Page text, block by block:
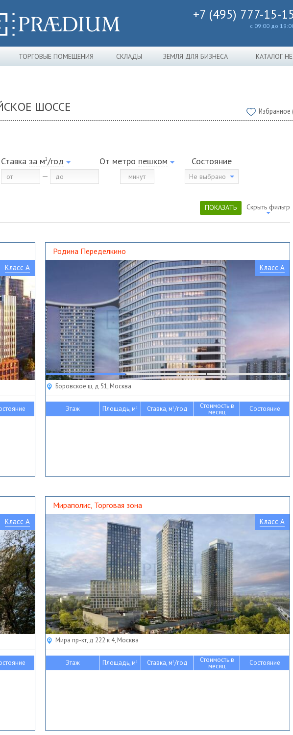
+7 (495) 777-15-15
с 09:00 до
ТОРГОВЫЕ ПОМЕЩЕНИЯ СКЛАДЫ ЗЕМЛЯ ДЛЯ БИЗНЕСА КАТАЛОГ
ШОССЕ Избранное
Ставка за м2/год От метро пешком Состояние
Не выбрано
ПОКАЗАТЬ Скрыть фильтр
Класс A
Родина Переделкино
Класс A
Боровское ш, д 51, Москва
Этаж Площадь, м2 Ставка, м2/год Стоимость в
месяц Состояние
Класс A
Мираполис, Торговая зона
Класс A
Мира пр-кт, д 222 к 4, Москва
Этаж Площадь, м2 Ставка, м2/год Стоимость в
месяц Состояние